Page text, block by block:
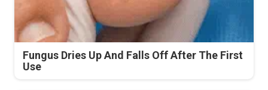
Fungus Dries Up And Falls Off After The First
Use